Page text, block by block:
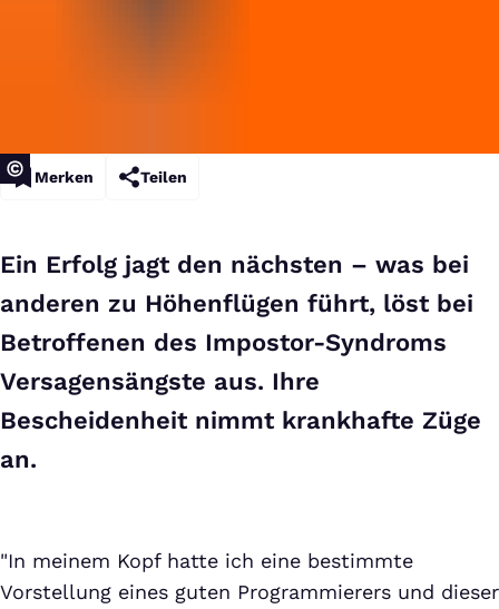
Merken Teilen
Ein Erfolg jagt den nächsten – was bei
anderen zu Höhenflügen führt, löst bei
Betroffenen des Impostor-Syndroms
Versagensängste aus. Ihre
Bescheidenheit nimmt krankhafte Züge
an.
"In meinem Kopf hatte ich eine bestimmte
Vorstellung eines guten Programmierers und dieser